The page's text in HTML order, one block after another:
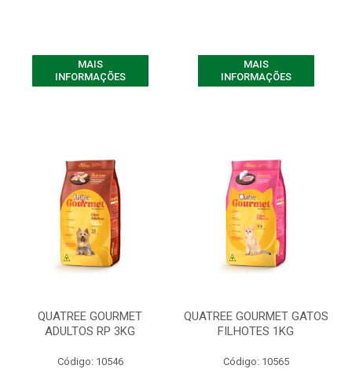
MAIS
INFORMAÇÕES
MAIS
INFORMAÇÕES
QUATREE GOURMET
ADULTOS RP 3KG
Código: 10546
QUATREE GOURMET GATOS
FILHOTES 1KG
Código: 10565